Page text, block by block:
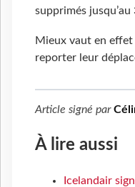
supprimés jusqu’au
Mieux vaut en
reporter leur
Article signé par
À lire aussi
Icelandair